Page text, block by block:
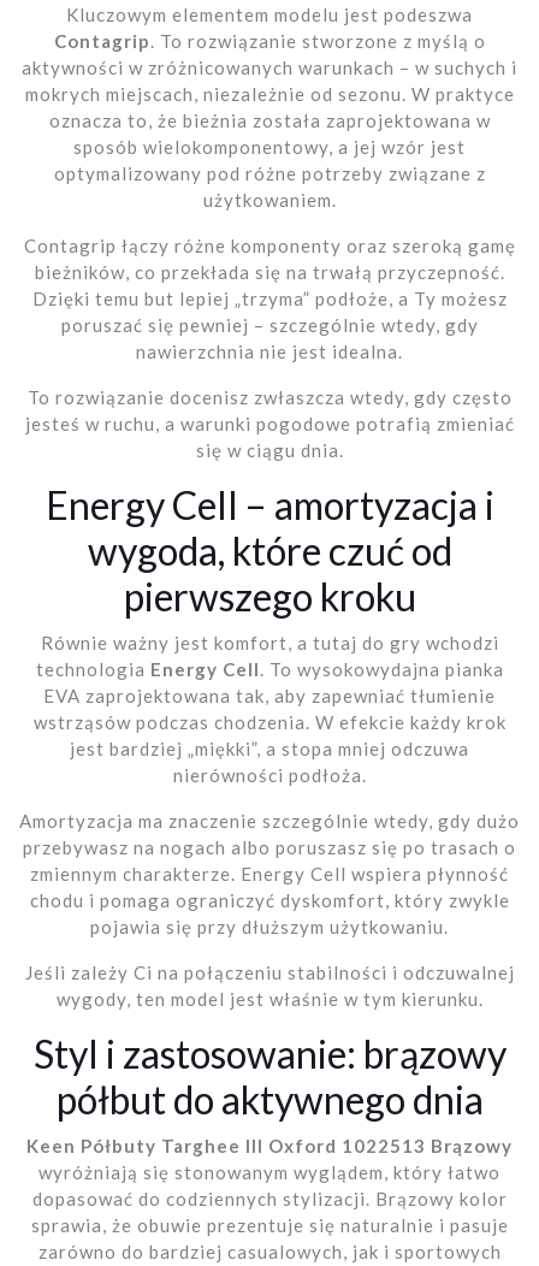
Kluczowym elementem modelu jest podeszwa
Contagrip. To rozwiązanie stworzone z myślą o
aktywności w zróżnicowanych warunkach – w suchych i
mokrych miejscach, niezależnie od sezonu. W praktyce
oznacza to, że bieżnia została zaprojektowana w
sposób wielokomponentowy, a jej wzór jest
optymalizowany pod różne potrzeby związane z
użytkowaniem.
Contagrip łączy różne komponenty oraz szeroką gamę
bieżników, co przekłada się na trwałą przyczepność.
Dzięki temu but lepiej „trzyma” podłoże, a Ty możesz
poruszać się pewniej – szczególnie wtedy, gdy
nawierzchnia nie jest idealna.
To rozwiązanie docenisz zwłaszcza wtedy, gdy często
jesteś w ruchu, a warunki pogodowe potrafią zmieniać
się w ciągu dnia.
Energy Cell – amortyzacja i
wygoda, które czuć od
pierwszego kroku
Równie ważny jest komfort, a tutaj do gry wchodzi
technologia Energy Cell. To wysokowydajna pianka
EVA zaprojektowana tak, aby zapewniać tłumienie
wstrząsów podczas chodzenia. W efekcie każdy krok
jest bardziej „miękki”, a stopa mniej odczuwa
nierówności podłoża.
Amortyzacja ma znaczenie szczególnie wtedy, gdy dużo
przebywasz na nogach albo poruszasz się po trasach o
zmiennym charakterze. Energy Cell wspiera płynność
chodu i pomaga ograniczyć dyskomfort, który zwykle
pojawia się przy dłuższym użytkowaniu.
Jeśli zależy Ci na połączeniu stabilności i odczuwalnej
wygody, ten model jest właśnie w tym kierunku.
Styl i zastosowanie: brązowy
półbut do aktywnego dnia
Keen Półbuty Targhee III Oxford 1022513 Brązowy
wyróżniają się stonowanym wyglądem, który łatwo
dopasować do codziennych stylizacji. Brązowy kolor
sprawia, że obuwie prezentuje się naturalnie i pasuje
zarówno do bardziej casualowych, jak i sportowych